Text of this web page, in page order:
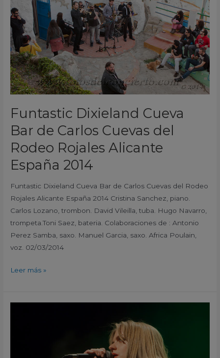
Funtastic Dixieland Cueva
Bar de Carlos Cuevas del
Rodeo Rojales Alicante
España 2014
Funtastic Dixieland Cueva Bar de Carlos Cuevas del Rodeo
Rojales Alicante España 2014 Cristina Sanchez, piano.
Carlos Lozano, trombon. David Vileilla, tuba. Hugo Navarro,
trompeta.Toni Saez, bateria. Colaboraciones de : Antonio
Perez Samba, saxo. Manuel Garcia, saxo. Africa Poulain,
voz. 02/03/2014
de
Carlos
Cuevas
del
Rodeo
Rojales
Alicante
2014
Leer más »